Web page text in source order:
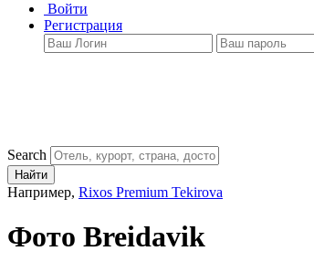
Войти
Регистрация
Search
Найти
Например, Rixos Premium Tekirova
Фото Breidavik